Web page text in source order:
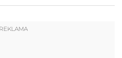
REKLAMA